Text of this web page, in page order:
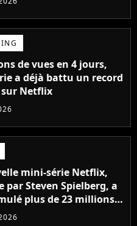
de vues en 4 jours,
a déjà battu un record
sur Netflix
mini-série Netflix,
par Steven Spielberg, a
plus de 23 millions